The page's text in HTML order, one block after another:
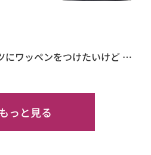
にワッペンをつけたいけど …
っと見る